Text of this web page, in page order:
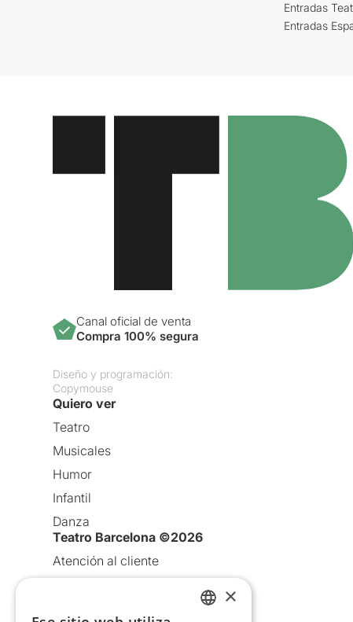
Entradas
Entradas
Canal oficial de venta
Compra 100% segura
Diseño y programación:
Copymouse
Quiero ver
Teatro
Musicales
Humor
Infantil
Danza
Teatro Barcelona ©2026
Atención al cliente
×